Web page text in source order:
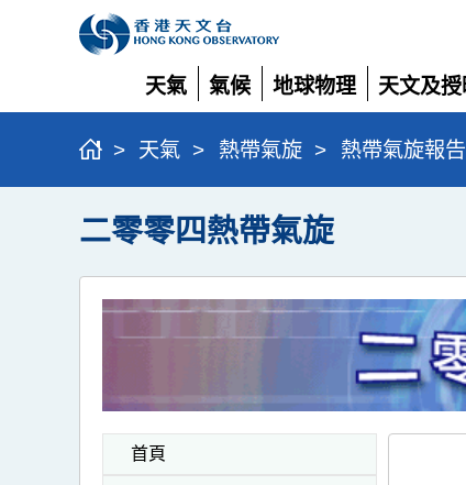
天氣
展
開
氣候
展
開
地球物理
展
開
天文及授
展
開
> 天氣 > 熱帶氣旋 > 熱帶氣旋報
二零零四熱帶氣旋
首頁